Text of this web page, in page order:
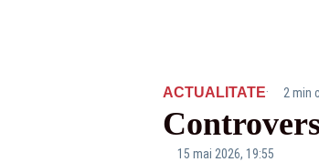
ACTUALITATE· 2 min
15 mai 2026, 19:55